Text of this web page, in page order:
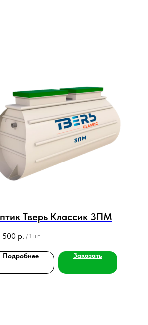
Тверь Классик 3ПМ
500 р. / 1 шт
Подробнее Заказать